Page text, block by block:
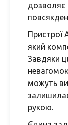
дозволяє
Пристрої
який
Завдяки
можуть
рукою.